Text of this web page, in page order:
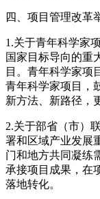
四、项目管理改革
1.关于青年科学家
国家目标导向的重
目。青年科学家项
青年科学家项目，
新方法、新路径，
2.关于部省（市）
署和区域产业发展
门和地方共同凝练
承接项目成果，在
落地转化。